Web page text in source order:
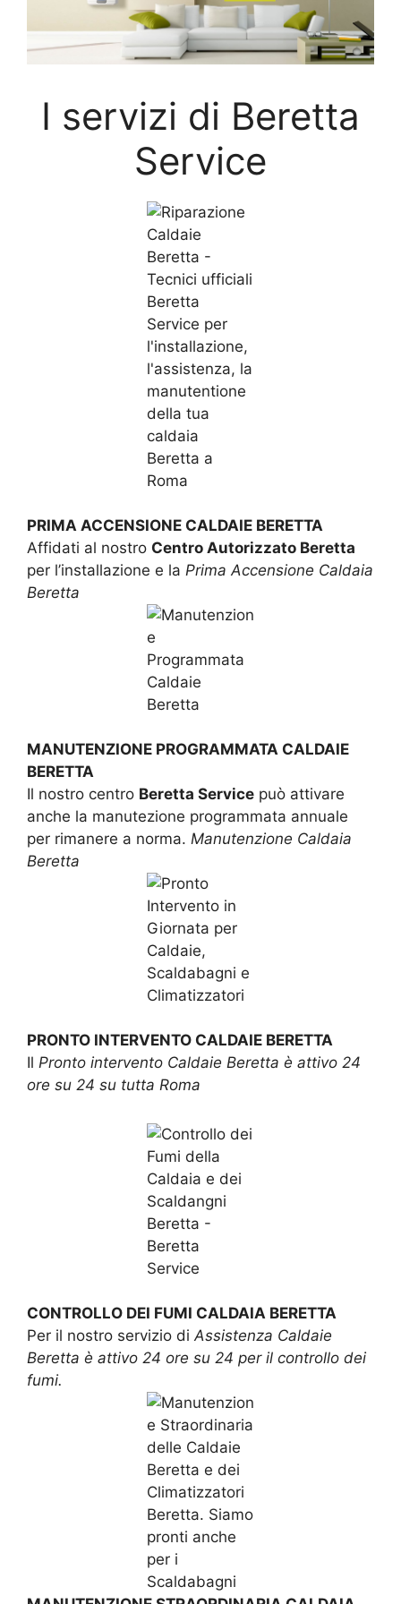
I servizi di Beretta
Service
PRIMA ACCENSIONE CALDAIE BERETTA
Affidati al nostro Centro Autorizzato Beretta
per l’installazione e la Prima Accensione Caldaia
Beretta
MANUTENZIONE PROGRAMMATA CALDAIE
BERETTA
Il nostro centro Beretta Service può attivare
anche la manutezione programmata annuale
per rimanere a norma. Manutenzione Caldaia
Beretta
PRONTO INTERVENTO CALDAIE BERETTA
Il Pronto intervento Caldaie Beretta è attivo 24
ore su 24 su tutta Roma
CONTROLLO DEI FUMI CALDAIA BERETTA
Per il nostro servizio di Assistenza Caldaie
Beretta è attivo 24 ore su 24 per il controllo dei
fumi.